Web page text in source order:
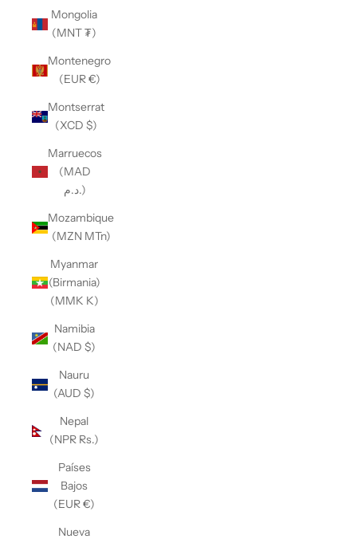
Mongolia
(MNT ₮)
Montenegro
(EUR €)
Montserrat
(XCD $)
Marruecos
(MAD
د.م.)
Mozambique
(MZN MTn)
Myanmar
(Birmania)
(MMK K)
Namibia
(NAD $)
Nauru
(AUD $)
Nepal
(NPR Rs.)
Países
Bajos
(EUR €)
Nueva